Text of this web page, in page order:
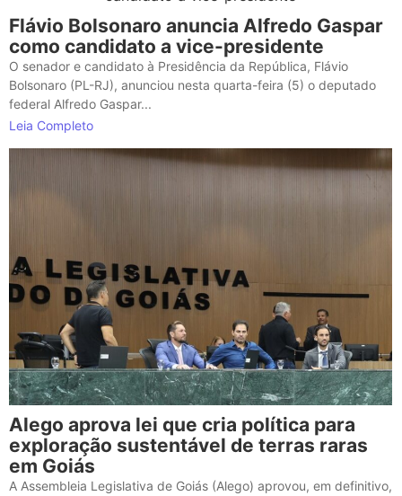
Flávio Bolsonaro anuncia Alfredo Gaspar
como candidato a vice-presidente
O senador e candidato à Presidência da República, Flávio
Bolsonaro (PL-RJ), anunciou nesta quarta-feira (5) o deputado
federal Alfredo Gaspar...
Leia Completo
Alego aprova lei que cria política para
exploração sustentável de terras raras
em Goiás
A Assembleia Legislativa de Goiás (Alego) aprovou, em definitivo,